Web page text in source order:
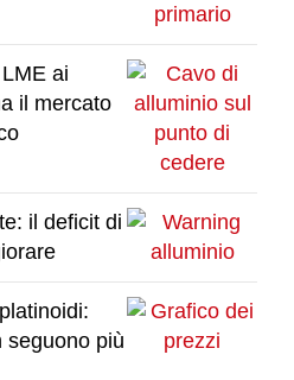
ai
il mercato
il deficit di
seguono più